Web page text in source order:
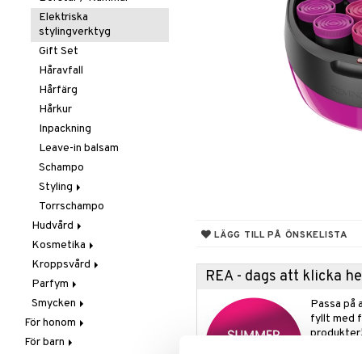
LÄGG TILL PÅ ÖNSKELISTA
REA - dags att klicka
Passa på
fyllt med
produkter!
Elektriska
stylingverktyg
Gift Set
Håravfall
Hårfärg
Hårkur
Inpackning
Leave-in balsam
Schampo
Styling
Glans & Antifrizz
Hårspray
Lockar
Värmeskydd
Vax & Gelé
Volymprodukter
Torrschampo
Hudvård
Ansiktscremer
Fet hy
Känslig hy
Normal hy
Torr hy
Ansiktsvård
Ansiktsvatten
Ögon makeup remover
Rengöring
Brun utan sol
Giftset
Hårborttagning
Masker
Kosmetika
Gift Set
Hud
Bronzer & Highlighter
Concealer
Färgad Dagcreme
Läppar
Balm
Läppenna
Naglar
Lösnaglar
Ögon
Kroppsvård
Badprodukter
Bodylotion
Brun utan sol
Deodorant
Parfym
Body spray
Doftljus & Rumsdoft
Eau de cologne
Smycken
Armband
Halsband
För honom
Hår
För barn